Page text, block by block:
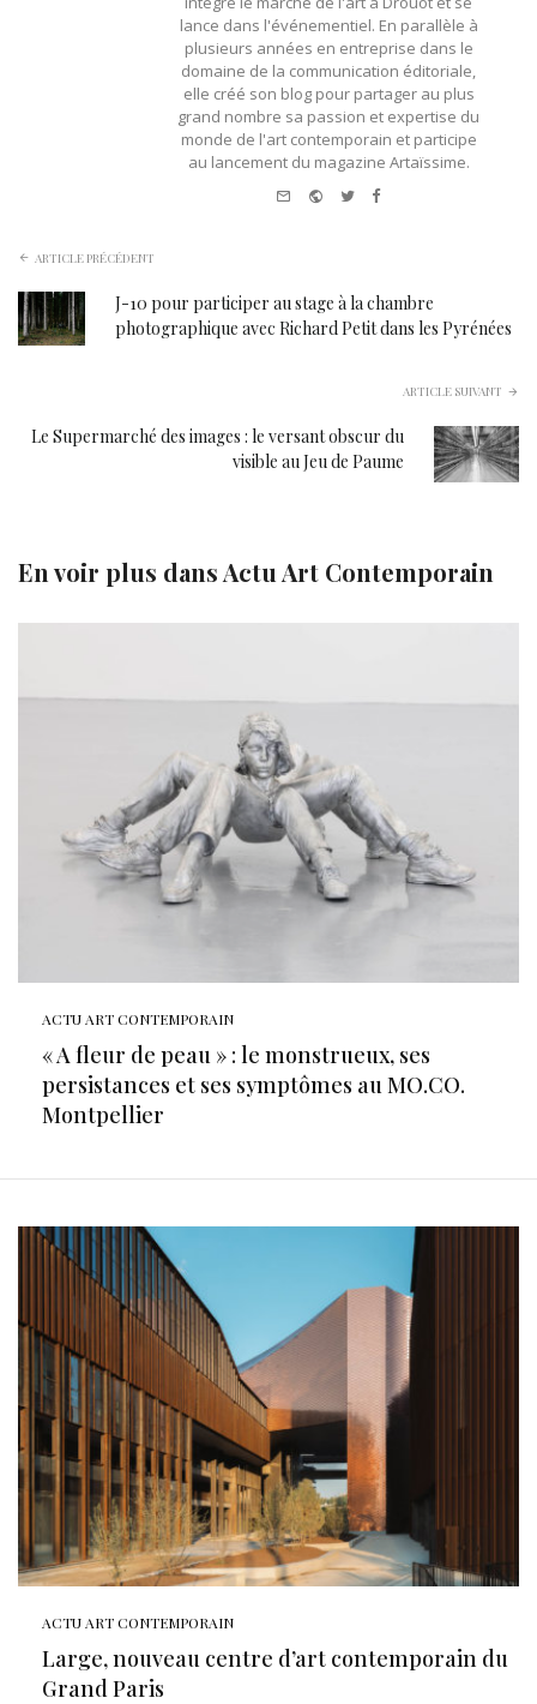
lance dans l'événementiel. En parallèle à
plusieurs années en entreprise dans le
domaine de la communication éditoriale,
elle créé son blog pour partager au plus
grand nombre sa passion et expertise du
monde de l'art contemporain et participe
au lancement du magazine Artaïssime.
e-mail Website
TwitterFacebook
ARTICLE PRÉCÉDENT
J-10 pour participer au stage à la chambre
photographique avec Richard Petit dans les Pyrénées
ARTICLE SUIVANT
Le Supermarché des images : le versant obscur du
visible au Jeu de Paume
En voir plus dansActu Art Contemporain
ACTU ART CONTEMPORAIN
« A fleur de peau » : le monstrueux, ses
persistances et ses symptômes au MO.CO.
Montpellier
ACTU ART CONTEMPORAIN
Large, nouveau centre d’art contemporain du
Grand Paris